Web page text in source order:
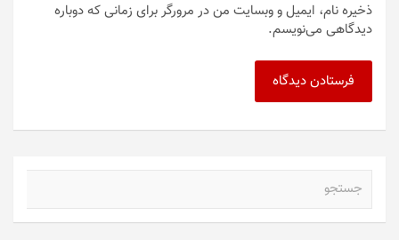
ذخیره نام، ایمیل و وبسایت من در مرورگر برای زمانی که دوباره
دیدگاهی می‌نویسم.